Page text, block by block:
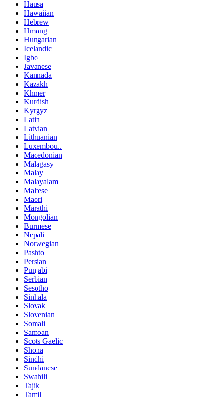
Hausa
Hawaiian
Hebrew
Hmong
Hungarian
Icelandic
Igbo
Javanese
Kannada
Kazakh
Khmer
Kurdish
Kyrgyz
Latin
Latvian
Lithuanian
Luxembou..
Macedonian
Malagasy
Malay
Malayalam
Maltese
Maori
Marathi
Mongolian
Burmese
Nepali
Norwegian
Pashto
Persian
Punjabi
Serbian
Sesotho
Sinhala
Slovak
Slovenian
Somali
Samoan
Scots Gaelic
Shona
Sindhi
Sundanese
Swahili
Tajik
Tamil